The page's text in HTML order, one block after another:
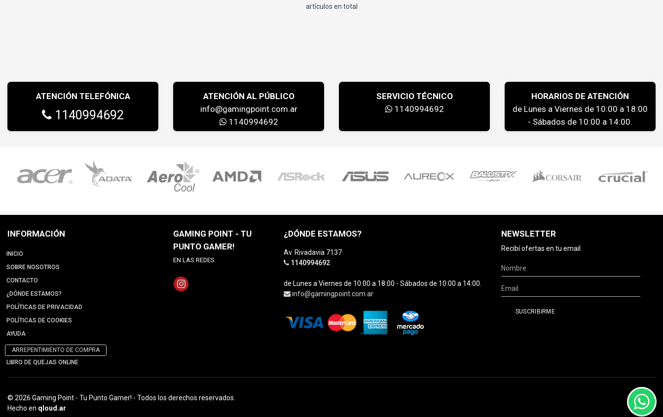
artículos en total
ATENCIÓN TELEFÓNICA
1140994692
ATENCIÓN AL PÚBLICO
info@gamingpoint.com.ar
1140994692
SERVICIO TÉCNICO
1140994692
HORARIOS DE ATENCIÓN
de Lunes a Viernes de 10:00 a 18:00
- Sábados de 10:00 a 14:00.
INFORMACIÓN
INICIO
SOBRE NOSOTROS
CONTACTO
¿DÓNDE ESTAMOS?
POLÍTICAS DE PRIVACIDAD
POLÍTICAS DE COOKIES
AYUDA
ARREPENTIMIENTO DE COMPRA
LIBRO DE QUEJAS ONLINE
GAMING POINT - TU
PUNTO GAMER!
EN LAS REDES
¿DÓNDE ESTAMOS?
Av. Rivadavia 7137
1140994692
de Lunes a Viernes de 10:00 a 18:00 - Sábados de 10:00 a 14:00.
info@gamingpoint.com.ar
NEWSLETTER
Recibí ofertas en tu email
© 2026 Gaming Point - Tu Punto Gamer! - Todos los derechos reservados.
Hecho en qloud.ar